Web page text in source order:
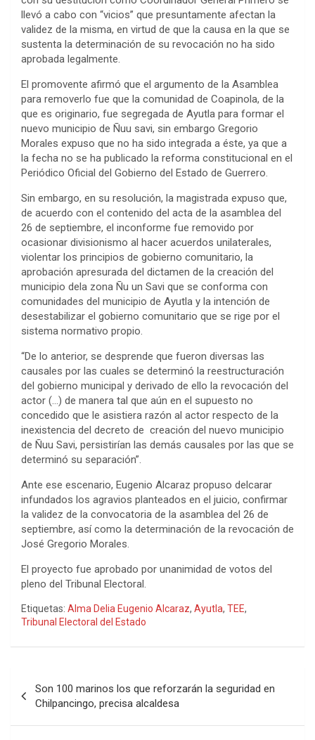
llevó a cabo con “vicios” que presuntamente afectan la
validez de la misma, en virtud de que la causa en la que se
sustenta la determinación de su revocación no ha sido
aprobada legalmente.
El promovente afirmó que el argumento de la Asamblea
para removerlo fue que la comunidad de Coapinola, de la
que es originario, fue segregada de Ayutla para formar el
nuevo municipio de Ñuu savi, sin embargo Gregorio
Morales expuso que no ha sido integrada a éste, ya que a
la fecha no se ha publicado la reforma constitucional en el
Periódico Oficial del Gobierno del Estado de Guerrero.
Sin embargo, en su resolución, la magistrada expuso que,
de acuerdo con el contenido del acta de la asamblea del
26 de septiembre, el inconforme fue removido por
ocasionar divisionismo al hacer acuerdos unilaterales,
violentar los principios de gobierno comunitario, la
aprobación apresurada del dictamen de la creación del
municipio dela zona Ñu un Savi que se conforma con
comunidades del municipio de Ayutla y la intención de
desestabilizar el gobierno comunitario que se rige por el
sistema normativo propio.
“De lo anterior, se desprende que fueron diversas las
causales por las cuales se determinó la reestructuración
del gobierno municipal y derivado de ello la revocación del
actor (…) de manera tal que aún en el supuesto no
concedido que le asistiera razón al actor respecto de la
inexistencia del decreto de creación del nuevo municipio
de Ñuu Savi, persistirían las demás causales por las que se
determinó su separación”.
Ante ese escenario, Eugenio Alcaraz propuso delcarar
infundados los agravios planteados en el juicio, confirmar
la validez de la convocatoria de la asamblea del 26 de
septiembre, así como la determinación de la revocación de
José Gregorio Morales.
El proyecto fue aprobado por unanimidad de votos del
pleno del Tribunal Electoral.
Etiquetas: Alma Delia Eugenio Alcaraz, Ayutla, TEE,
Tribunal Electoral del Estado
de
entradas
Son 100 marinos los que reforzarán la seguridad en
Chilpancingo, precisa alcaldesa